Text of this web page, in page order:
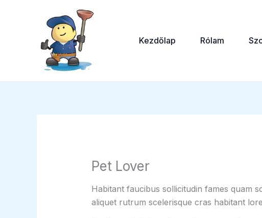
Kezdőlap Rólam
Pet Lover
Habitant faucibus sollicitudin fames quam
aliquet rutrum scelerisque cras habitant